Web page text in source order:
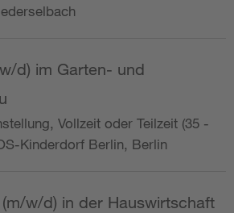
d) im Garten- und
Vollzeit oder Teilzeit (35 -
Kinderdorf Berlin, Berlin
w/d) in der Hauswirtschaft